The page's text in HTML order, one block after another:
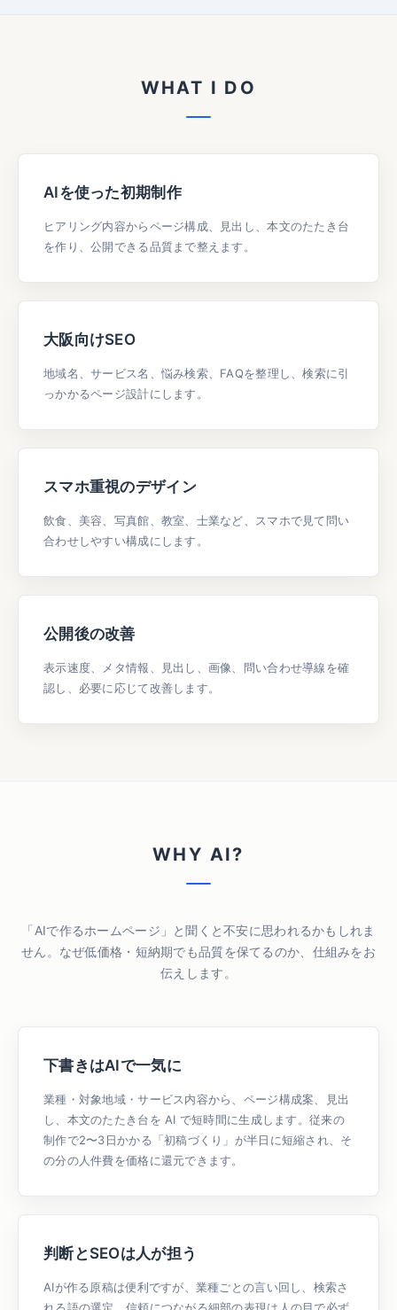
WHAT I DO
AIを使った初期制作
ヒアリング内容からページ構成、見出し、本文のたたき台
を作り、公開できる品質まで整えます。
大阪向けSEO
地域名、サービス名、悩み検索、FAQを整理し、検索に引
っかかるページ設計にします。
スマホ重視のデザイン
飲食、美容、写真館、教室、士業など、スマホで見て問い
合わせしやすい構成にします。
公開後の改善
表示速度、メタ情報、見出し、画像、問い合わせ導線を確
認し、必要に応じて改善します。
WHY AI?
「AIで作るホームページ」と聞くと不安に思われるかもしれま
せん。なぜ低価格・短納期でも品質を保てるのか、仕組みをお
伝えします。
下書きはAIで一気に
業種・対象地域・サービス内容から、ページ構成案、見出
し、本文のたたき台を AI で短時間に生成します。従来の
制作で2〜3日かかる「初稿づくり」が半日に短縮され、そ
の分の人件費を価格に還元できます。
判断とSEOは人が担う
AIが作る原稿は便利ですが、業種ごとの言い回し、検索さ